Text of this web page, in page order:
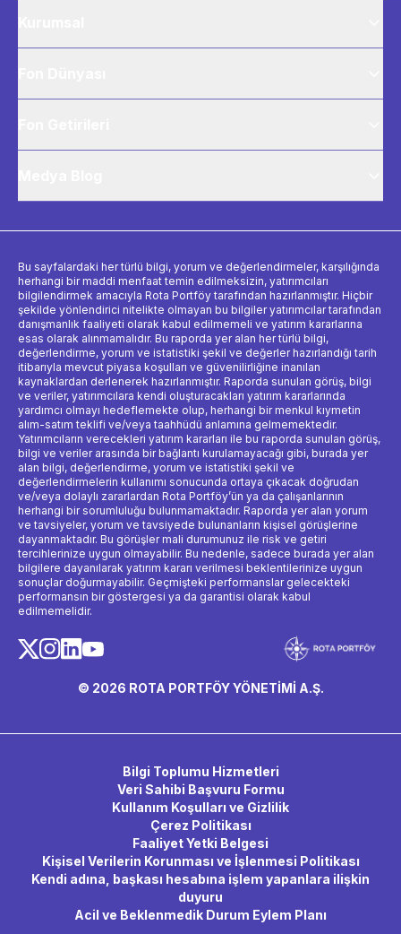
Bu sayfalardaki her türlü bilgi, yorum ve değerlendirmeler, karşılığında
herhangi bir maddi menfaat temin edilmeksizin, yatırımcıları
bilgilendirmek amacıyla Rota Portföy tarafından hazırlanmıştır. Hiçbir
şekilde yönlendirici nitelikte olmayan bu bilgiler yatırımcılar tarafından
danışmanlık faaliyeti olarak kabul edilmemeli ve yatırım kararlarına
esas olarak alınmamalıdır. Bu raporda yer alan her türlü bilgi,
değerlendirme, yorum ve istatistiki şekil ve değerler hazırlandığı tarih
itibarıyla mevcut piyasa koşulları ve güvenilirliğine inanılan
kaynaklardan derlenerek hazırlanmıştır. Raporda sunulan görüş, bilgi
ve veriler, yatırımcılara kendi oluşturacakları yatırım kararlarında
yardımcı olmayı hedeflemekte olup, herhangi bir menkul kıymetin
alım-satım teklifi ve/veya taahhüdü anlamına gelmemektedir.
Yatırımcıların verecekleri yatırım kararları ile bu raporda sunulan görüş,
bilgi ve veriler arasında bir bağlantı kurulamayacağı gibi, burada yer
alan bilgi, değerlendirme, yorum ve istatistiki şekil ve
değerlendirmelerin kullanımı sonucunda ortaya çıkacak doğrudan
ve/veya dolaylı zararlardan Rota Portföy’ün ya da çalışanlarının
herhangi bir sorumluluğu bulunmamaktadır. Raporda yer alan yorum
ve tavsiyeler, yorum ve tavsiyede bulunanların kişisel görüşlerine
dayanmaktadır. Bu görüşler mali durumunuz ile risk ve getiri
tercihlerinize uygun olmayabilir. Bu nedenle, sadece burada yer alan
bilgilere dayanılarak yatırım kararı verilmesi beklentilerinize uygun
sonuçlar doğurmayabilir. Geçmişteki performanslar gelecekteki
performansın bir göstergesi ya da garantisi olarak kabul
edilmemelidir.
© 2026 ROTA PORTFÖY YÖNETİMİ A.Ş.
Bilgi Toplumu Hizmetleri
Veri Sahibi Başvuru Formu
Kullanım Koşulları ve Gizlilik
Çerez Politikası
Faaliyet Yetki Belgesi
Kişisel Verilerin Korunması ve İşlenmesi Politikası
Kendi adına, başkası hesabına işlem yapanlara ilişkin
duyuru
Acil ve Beklenmedik Durum Eylem Planı